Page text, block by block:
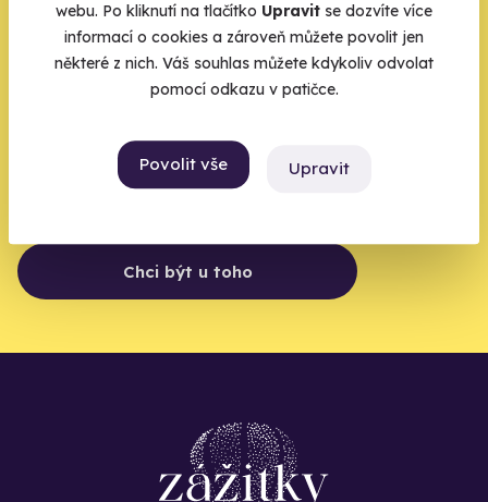
webu. Po kliknutí na tlačítko Upravit se dozvíte více
informací o cookies a zároveň můžete povolit jen
některé z nich. Váš souhlas můžete kdykoliv odvolat
pomocí odkazu v patičce.
Povolit vše Upravit
Zbývá jeden krok,
zbytek zařídíme my
Chci být u toho